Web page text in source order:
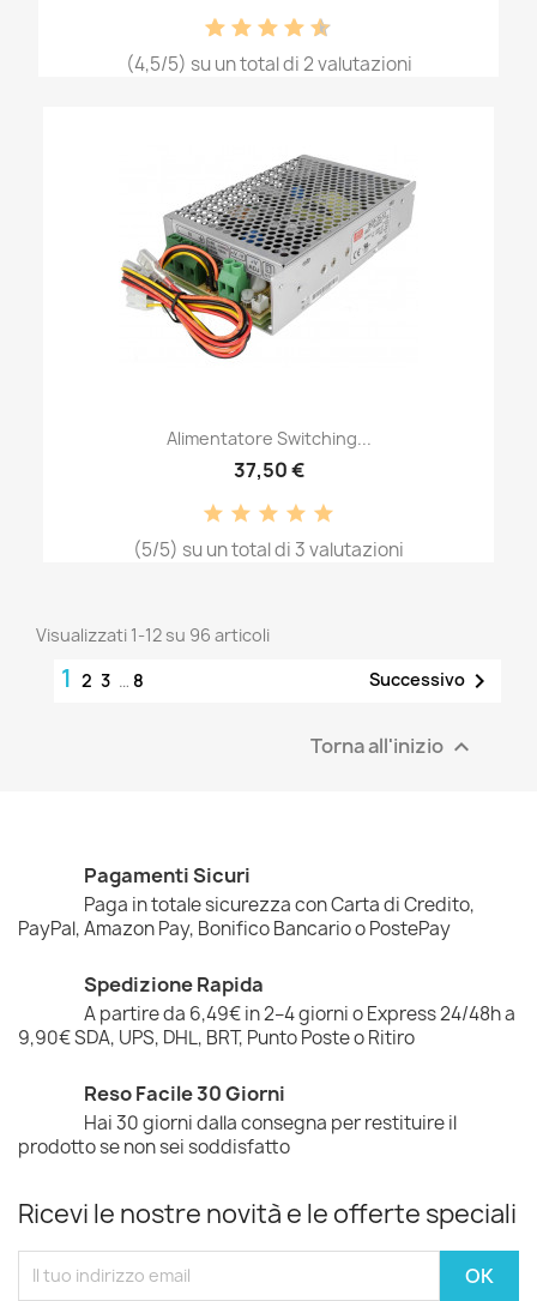
(4,5/5) su un total di 2 valutazioni
Alimentatore Switching...
37,50 €
(5/5) su un total di 3 valutazioni
Visualizzati 1-12 su 96 articoli
1 2 3 … 8 Successivo 
Torna all'inizio 
Pagamenti Sicuri
Paga in totale sicurezza con Carta di Credito,
PayPal, Amazon Pay, Bonifico Bancario o PostePay
Spedizione Rapida
A partire da 6,49€ in 2–4 giorni o Express 24/48h a
9,90€ SDA, UPS, DHL, BRT, Punto Poste o Ritiro
Reso Facile 30 Giorni
Hai 30 giorni dalla consegna per restituire il
prodotto se non sei soddisfatto
Ricevi le nostre novità e le offerte speciali